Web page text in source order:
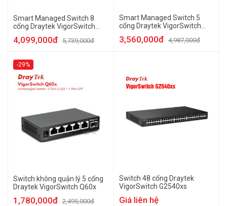
Smart Managed Switch 8
cổng Draytek VigorSwitch
4,099,000đ 5,739,000đ
Smart Managed Switch 5
cổng Draytek VigorSwitch
3,560,000đ 4,987,000đ
-29%
Switch không quản lý 5 cổng
Draytek VigorSwitch Q60x
1,780,000đ 2,495,000đ
Switch 48 cổng Draytek
VigorSwitch G2540xs
Giá liên hệ